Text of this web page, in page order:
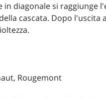
diagonale si raggiunge
cascata. Dopo l'uscita
Rougemont